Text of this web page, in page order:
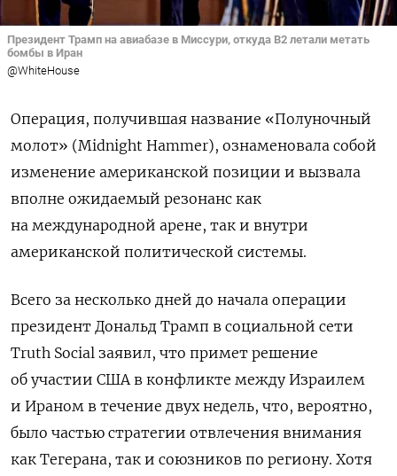
Президент Трамп на авиабазе в Миссури, откуда B2 летали метать
бомбы в Иран
@WhiteHouse
Операция, получившая название «Полуночный
молот» (Midnight Hammer), ознаменовала собой
изменение американской позиции и вызвала
вполне ожидаемый резонанс как
на международной арене, так и внутри
американской политической системы.
Всего за несколько дней до начала операции
президент Дональд Трамп в социальной сети
Truth Social заявил, что примет решение
об участии США в конфликте между Израилем
и Ираном в течение двух недель, что, вероятно,
было частью стратегии отвлечения внимания
как Тегерана, так и союзников по региону. Хотя